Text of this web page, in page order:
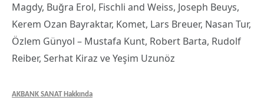
Magdy, Buğra Erol, Fischli and Weiss, Joseph Beuys,
Kerem Ozan Bayraktar, Komet, Lars Breuer, Nasan Tur,
Özlem Günyol – Mustafa Kunt, Robert Barta, Rudolf
Reiber, Serhat Kiraz ve Yeşim Uzunöz
AKBANK SANATHakkında